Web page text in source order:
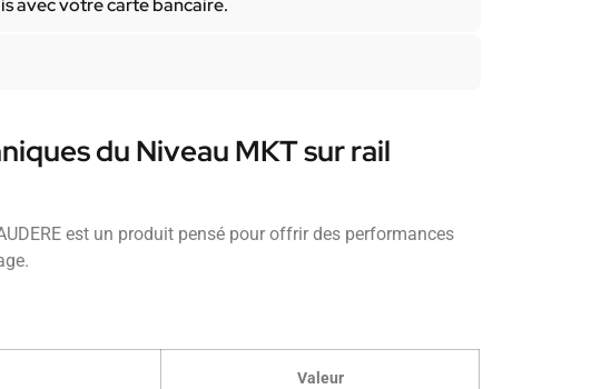
du Niveau MKT sur rail
est un produit pensé pour offrir des performances
Valeur